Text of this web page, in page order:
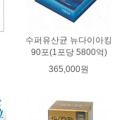
수퍼유산균 뉴다이아킹
90포(1포당 5800억)
365,000원